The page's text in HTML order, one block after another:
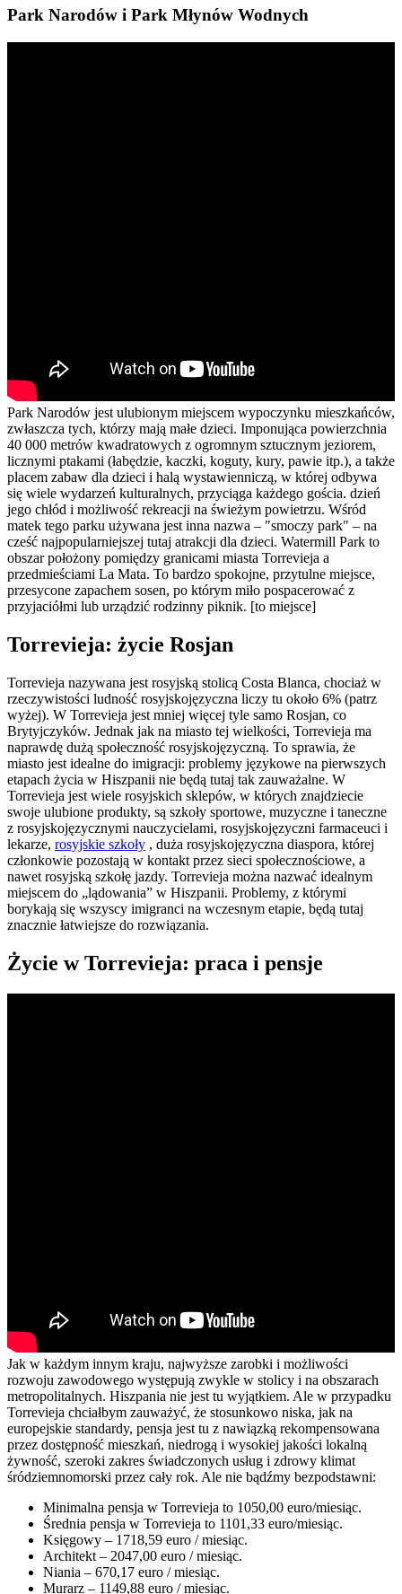
Park Narodów i Park Młynów Wodnych
Park Narodów jest ulubionym miejscem wypoczynku mieszkańców,
zwłaszcza tych, którzy mają małe dzieci. Imponująca powierzchnia
40 000 metrów kwadratowych z ogromnym sztucznym jeziorem,
licznymi ptakami (łabędzie, kaczki, koguty, kury, pawie itp.), a także
placem zabaw dla dzieci i halą wystawienniczą, w której odbywa
się wiele wydarzeń kulturalnych, przyciąga każdego gościa. dzień
jego chłód i możliwość rekreacji na świeżym powietrzu. Wśród
matek tego parku używana jest inna nazwa – "smoczy park" – na
cześć najpopularniejszej tutaj atrakcji dla dzieci. Watermill Park to
obszar położony pomiędzy granicami miasta Torrevieja a
przedmieściami La Mata. To bardzo spokojne, przytulne miejsce,
przesycone zapachem sosen, po którym miło pospacerować z
przyjaciółmi lub urządzić rodzinny piknik. [to miejsce]
Torrevieja: życie Rosjan
Torrevieja nazywana jest rosyjską stolicą Costa Blanca, chociaż w
rzeczywistości ludność rosyjskojęzyczna liczy tu około 6% (patrz
wyżej). W Torrevieja jest mniej więcej tyle samo Rosjan, co
Brytyjczyków. Jednak jak na miasto tej wielkości, Torrevieja ma
naprawdę dużą społeczność rosyjskojęzyczną. To sprawia, że
miasto jest idealne do imigracji: problemy językowe na pierwszych
etapach życia w Hiszpanii nie będą tutaj tak zauważalne. W
Torrevieja jest wiele rosyjskich sklepów, w których znajdziecie
swoje ulubione produkty, są szkoły sportowe, muzyczne i taneczne
z rosyjskojęzycznymi nauczycielami, rosyjskojęzyczni farmaceuci i
lekarze, rosyjskie szkoły , duża rosyjskojęzyczna diaspora, której
członkowie pozostają w kontakt przez sieci społecznościowe, a
nawet rosyjską szkołę jazdy. Torrevieja można nazwać idealnym
miejscem do „lądowania” w Hiszpanii. Problemy, z którymi
borykają się wszyscy imigranci na wczesnym etapie, będą tutaj
znacznie łatwiejsze do rozwiązania.
Życie w Torrevieja: praca i pensje
Jak w każdym innym kraju, najwyższe zarobki i możliwości
rozwoju zawodowego występują zwykle w stolicy i na obszarach
metropolitalnych. Hiszpania nie jest tu wyjątkiem. Ale w przypadku
Torrevieja chciałbym zauważyć, że stosunkowo niska, jak na
europejskie standardy, pensja jest tu z nawiązką rekompensowana
przez dostępność mieszkań, niedrogą i wysokiej jakości lokalną
żywność, szeroki zakres świadczonych usług i zdrowy klimat
śródziemnomorski przez cały rok. Ale nie bądźmy bezpodstawni:
Minimalna pensja w Torrevieja to 1050,00 euro/miesiąc.
Średnia pensja w Torrevieja to 1101,33 euro/miesiąc.
Księgowy – 1718,59 euro / miesiąc.
Architekt – 2047,00 euro / miesiąc.
Niania – 670,17 euro / miesiąc.
Murarz – 1149,88 euro / miesiąc.